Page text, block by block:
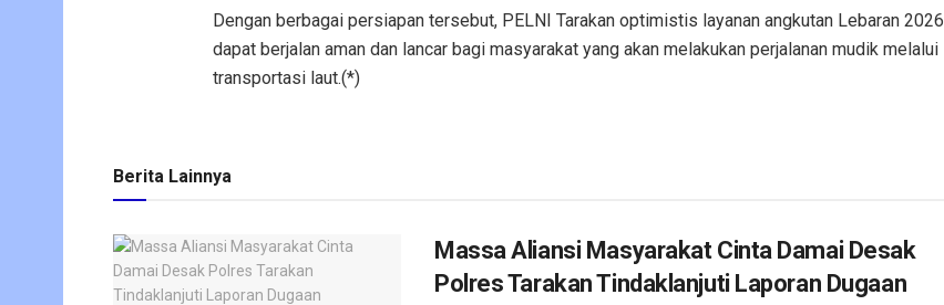
Dengan berbagai persiapan tersebut, PELNI Tarakan optimistis layanan angkutan Lebaran 2026
dapat berjalan aman dan lancar bagi masyarakat yang akan melakukan perjalanan mudik melalui
transportasi laut.(*)
Berita Lainnya
Massa Aliansi Masyarakat Cinta Damai Desak
Polres Tarakan Tindaklanjuti Laporan Dugaan